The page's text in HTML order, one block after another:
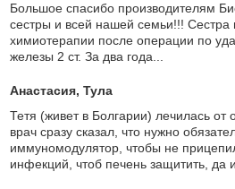
Большое спасибо производителям
сестры и всей нашей семьи!!!
химиотерапии после операции по
железы 2 ст. За два года...
Анастасия, Тула
Тетя (живет в Болгарии) лечилась от
врач сразу сказал, что нужно
иммуномодулятор, чтобы не
инфекций, чтоб печень защитить, да и